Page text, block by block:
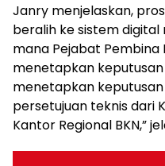
Janry menjelaskan,
beralih ke sistem digital
mana Pejabat Pembina
menetapkan keputusan
menetapkan
persetujuan teknis dari
Kantor Regional BKN,”